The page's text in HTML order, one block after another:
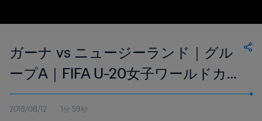
ガーナ vs ニュージーランド｜グル
ープA｜FIFA U-20女子ワールドカッ
プ フランス 2018｜ハイライト
2018/08/12 1分 59秒